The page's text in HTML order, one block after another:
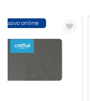
Exclusivo online